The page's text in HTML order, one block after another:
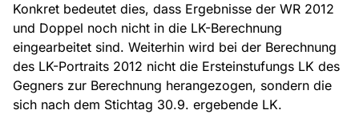
Konkret bedeutet dies, dass Ergebnisse der WR 2012
und Doppel noch nicht in die LK-Berechnung
eingearbeitet sind. Weiterhin wird bei der Berechnung
des LK-Portraits 2012 nicht die Ersteinstufungs LK des
Gegners zur Berechnung herangezogen, sondern die
sich nach dem Stichtag 30.9. ergebende LK.